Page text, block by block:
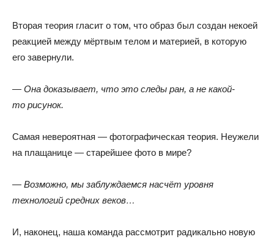
Вторая теория гласит о том, что образ был создан некоей
реакцией между мёртвым телом и материей, в которую
его завернули.
— Она доказывает, что это следы ран, а не какой-
то рисунок.
Самая невероятная — фотографическая теория. Неужели
на плащанице — старейшее фото в мире?
— Возможно, мы заблуждаемся насчёт уровня
технологий средних веков…
И, наконец, наша команда рассмотрит радикально новую